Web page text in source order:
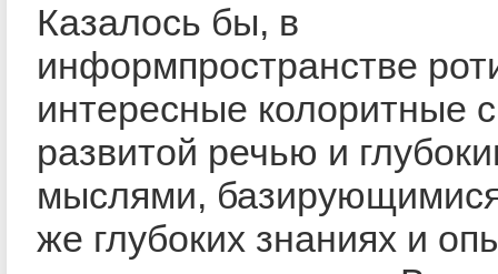
Казалось бы, в
информпространстве
интересные колоритные
развитой речью и
мыслями,
же глубоких знаниях и